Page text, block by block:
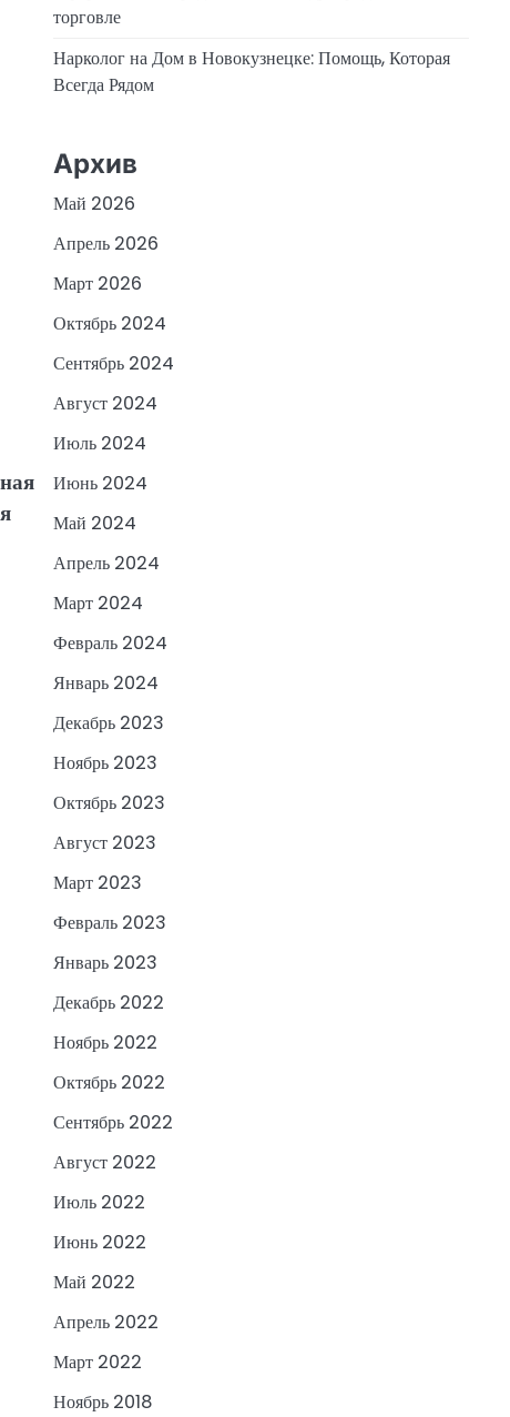
торговле
Нарколог на Дом в Новокузнецке: Помощь, Которая
Всегда Рядом
Архив
Май 2026
Апрель 2026
Март 2026
Октябрь 2024
Сентябрь 2024
Август 2024
Июль 2024
Июнь 2024
Май 2024
Апрель 2024
Март 2024
Февраль 2024
Январь 2024
Декабрь 2023
Ноябрь 2023
Октябрь 2023
Август 2023
Март 2023
Февраль 2023
Январь 2023
Декабрь 2022
Ноябрь 2022
Октябрь 2022
Сентябрь 2022
Август 2022
Июль 2022
Июнь 2022
Май 2022
Апрель 2022
Март 2022
Ноябрь 2018